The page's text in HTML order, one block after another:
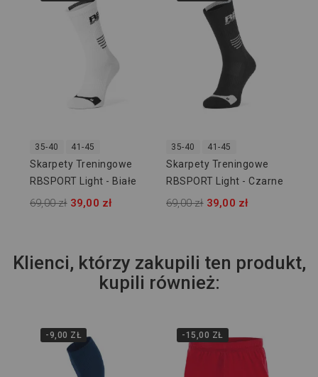
35-40 41-45
Skarpety Treningowe
RBSPORT Light - Białe
69,00 zł 39,00 zł
35-40 41-45
Skarpety Treningowe
RBSPORT Light - Czarne
69,00 zł 39,00 zł
Klienci, którzy zakupili ten produkt,
kupili również:
-9,00 ZŁ -15,00 ZŁ